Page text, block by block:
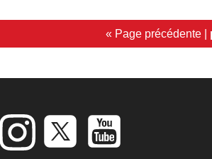
« Page précédente |